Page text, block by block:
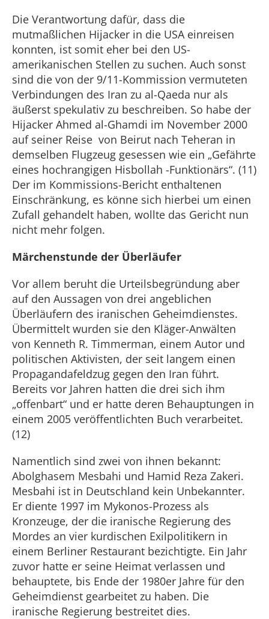
Die Verantwortung dafür, dass die
mutmaßlichen Hijacker in die USA einreisen
konnten, ist somit eher bei den US-
amerikanischen Stellen zu suchen. Auch sonst
sind die von der 9/11-Kommission vermuteten
Verbindungen des Iran zu al-Qaeda nur als
äußerst spekulativ zu beschreiben. So habe der
Hijacker Ahmed al-Ghamdi im November 2000
auf seiner Reise von Beirut nach Teheran in
demselben Flugzeug gesessen wie ein „Gefährte
eines hochrangigen Hisbollah -Funktionärs“. (11)
Der im Kommissions-Bericht enthaltenen
Einschränkung, es könne sich hierbei um einen
Zufall gehandelt haben, wollte das Gericht nun
nicht mehr folgen.
Märchenstunde der Überläufer
Vor allem beruht die Urteilsbegründung aber
auf den Aussagen von drei angeblichen
Überläufern des iranischen Geheimdienstes.
Übermittelt wurden sie den Kläger-Anwälten
von Kenneth R. Timmerman, einem Autor und
politischen Aktivisten, der seit langem einen
Propagandafeldzug gegen den Iran führt.
Bereits vor Jahren hatten die drei sich ihm
„offenbart“ und er hatte deren Behauptungen in
einem 2005 veröffentlichten Buch verarbeitet.
(12)
Namentlich sind zwei von ihnen bekannt:
Abolghasem Mesbahi und Hamid Reza Zakeri.
Mesbahi ist in Deutschland kein Unbekannter.
Er diente 1997 im Mykonos-Prozess als
Kronzeuge, der die iranische Regierung des
Mordes an vier kurdischen Exilpolitikern in
einem Berliner Restaurant bezichtigte. Ein Jahr
zuvor hatte er seine Heimat verlassen und
behauptete, bis Ende der 1980er Jahre für den
Geheimdienst gearbeitet zu haben. Die
iranische Regierung bestreitet dies.